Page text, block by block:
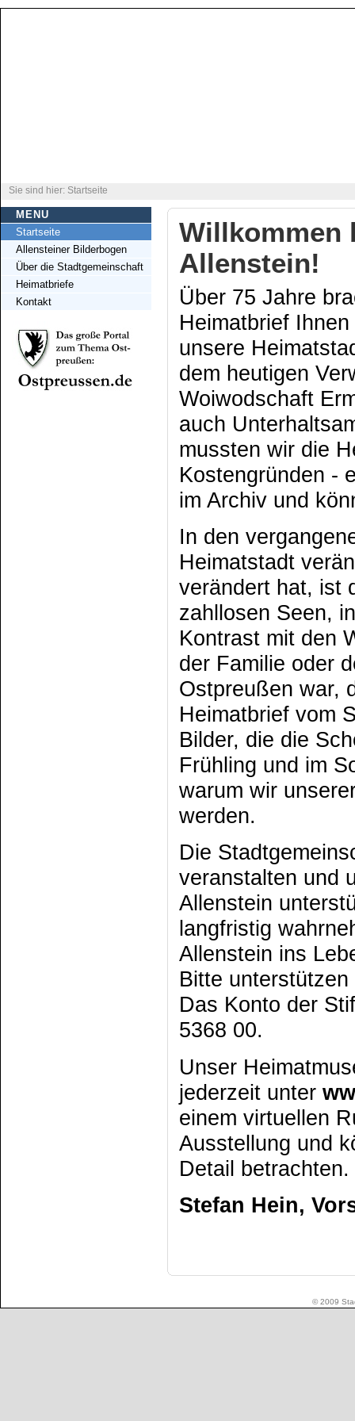
Sie sind hier: Startseite
MENU
Startseite
Allensteiner Bilderbogen
Über die Stadtgemeinschaft
Heimatbriefe
Kontakt
Willkommen
Allenstein!
Über 75 Jahre
Heimatbrief
unsere
dem heutigen
Woiwodschaft
auch
mussten wir die
Kostengründen -
im Archiv und
In den
Heimatstadt
verändert hat, ist
zahllosen Seen,
Kontrast mit den
der Familie oder
Ostpreußen war,
Heimatbrief vom
Bilder, die die
Frühling und im
warum wir
werden.
Die
veranstalten und
Allenstein
langfristig
Allenstein ins
Bitte
Das Konto der
5368 00.
Unser
jederzeit unter
einem virtuellen
Ausstellung und
Detail betrachten.
Stefan Hein,
© 2009